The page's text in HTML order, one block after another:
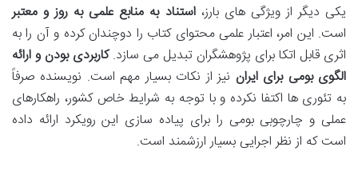
یکی دیگر از ویژگی های بارز،استناد به منابع علمی به روز و معتبر
است. این امر، اعتبار علمی محتوای کتاب را دوچندان کرده و آن را به
اثری قابل اتکا برای پژوهشگران تبدیل می سازد.کاربردی بودن و ارائه
الگوی بومی برای ایران نیز از نکات بسیار مهم است. نویسنده صرفاً
به تئوری ها اکتفا نکرده و با توجه به شرایط خاص کشور، راهکارهای
عملی و چارچوبی بومی را برای پیاده سازی این رویکرد ارائه داده
است که از نظر اجرایی بسیار ارزشمند است.